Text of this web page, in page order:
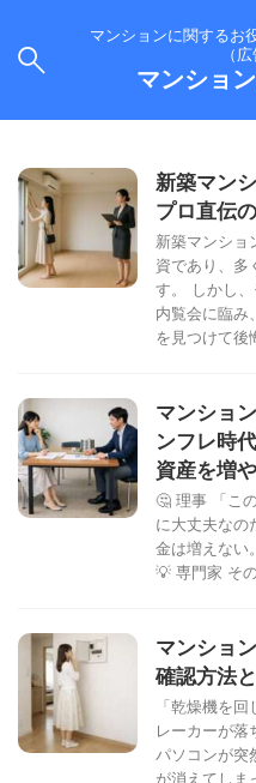
マンションに関するお
（
マンショ
新築マン
プロ直伝
新築マンショ
資であり、多
す。 しかし
内覧会に臨み
を見つけて後
マンショ
ンフレ時
資産を増
🤔 理事 「こ
に大丈夫なの
金は増えない
💡 専門家 そ
マンショ
確認方法
「乾燥機を
レーカーが落
パソコンが突
が消えてしま